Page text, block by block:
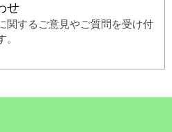
せ
関するご意見やご質問を受け付
。